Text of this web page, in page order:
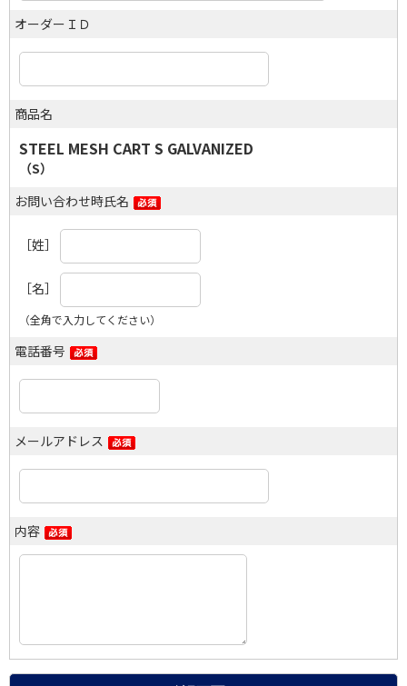
オーダーＩＤ
商品名
STEEL MESH CART S GALVANIZED
（S）
お問い合わせ時氏名
［姓］
［名］
（全角で入力してください）
電話番号
メールアドレス
内容